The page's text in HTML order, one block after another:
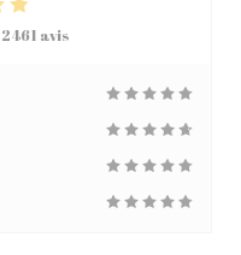
2461 avis